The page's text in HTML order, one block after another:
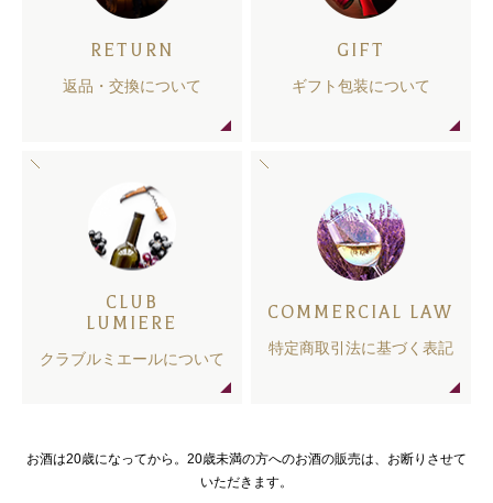
RETURN
返品・交換について
GIFT
ギフト包装について
CLUB
LUMIERE
クラブルミエールについて
COMMERCIAL LAW
特定商取引法に基づく表記
お酒は20歳になってから。20歳未満の方へのお酒の販売は、お断りさせて
いただきます。